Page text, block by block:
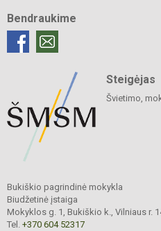
Bendraukime
Steigėjas
Švietimo,
Bukiškio pagrindinė mokykla
Biudžetinė įstaiga
Mokyklos g. 1, Bukiškio k., Vilniaus r.
Tel. +370 604 52317